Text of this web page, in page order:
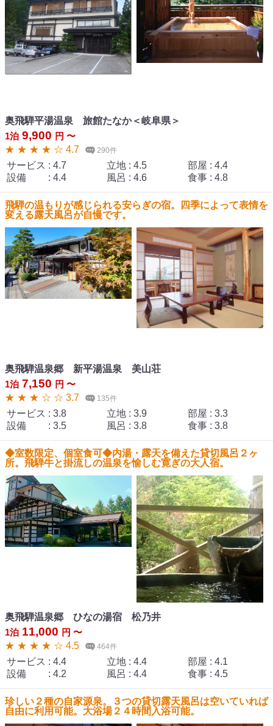
奥飛騨平湯温泉 旅館たなか＜岐阜県＞
1泊 9,900 円 〜
★ ★ ★ ★ ☆ 4.7
290件
サービス : 4.7 立地 : 4.5 部屋 : 4.4
設備
: 4.4 風呂 : 4.6 食事 : 4.8
飛騨の温もりが感じられる安らぎの宿。四季によって表情を
変える露天風呂が自慢です。
奥飛騨温泉郷 新平湯温泉 美山荘
1泊 7,150 円 〜
★ ★ ★ ☆ ☆ 3.7
135件
サービス : 3.8 立地 : 3.9 部屋 : 3.3
設備
: 3.5 風呂 : 3.8 食事 : 3.8
◆室数限定、個室食可◆内湯・露天を備えた貸切風呂２ヶ
所。飛騨牛と掛流しの温泉を愉しむ寛ぎの大人宿。
奥飛騨温泉郷 ひなの湯宿 松乃井
1泊 11,000 円 〜
★ ★ ★ ★ ☆ 4.5
464件
サービス : 4.4 立地 : 4.4 部屋 : 4.1
設備
: 4.2 風呂 : 4.4 食事 : 4.5
珍しい２種の自家源泉。３つの貸切露天風呂は空いていれば
自由に利用可能。大浴場２４時間入浴可能。